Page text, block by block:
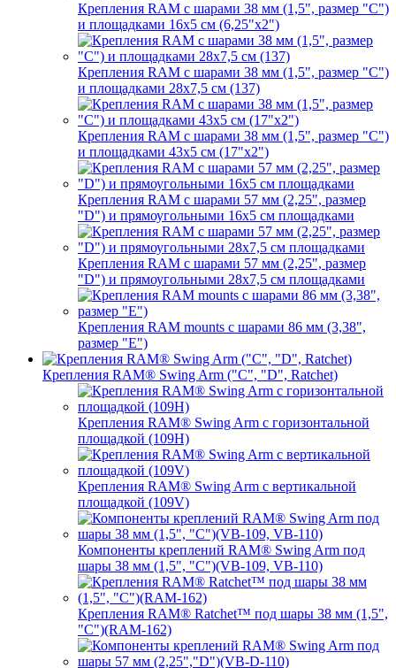
Крепления RAM с шарами 38 мм (1,5", размер "C")
и площадками 16х5 см (6,25"х2")
Крепления RAM с шарами 38 мм (1,5", размер "C")
и площадками 28х7,5 см (137)
Крепления RAM с шарами 38 мм (1,5", размер "C")
и площадками 43х5 см (17"х2")
Крепления RAM с шарами 57 мм (2,25", размер
"D") и прямоугольными 16х5 см площадками
Крепления RAM с шарами 57 мм (2,25", размер
"D") и прямоугольными 28х7,5 см площадками
Крепления RAM mounts с шарами 86 мм (3,38",
размер "E")
Крепления RAM® Swing Arm ("C", "D", Ratchet)
Крепления RAM® Swing Arm с горизонтальной
площадкой (109H)
Крепления RAM® Swing Arm с вертикальной
площадкой (109V)
Компоненты креплений RAM® Swing Arm под
шары 38 мм (1,5", "C")(VB-109, VB-110)
Крепления RAM® Ratchet™ под шары 38 мм (1,5",
"C")(RAM-162)